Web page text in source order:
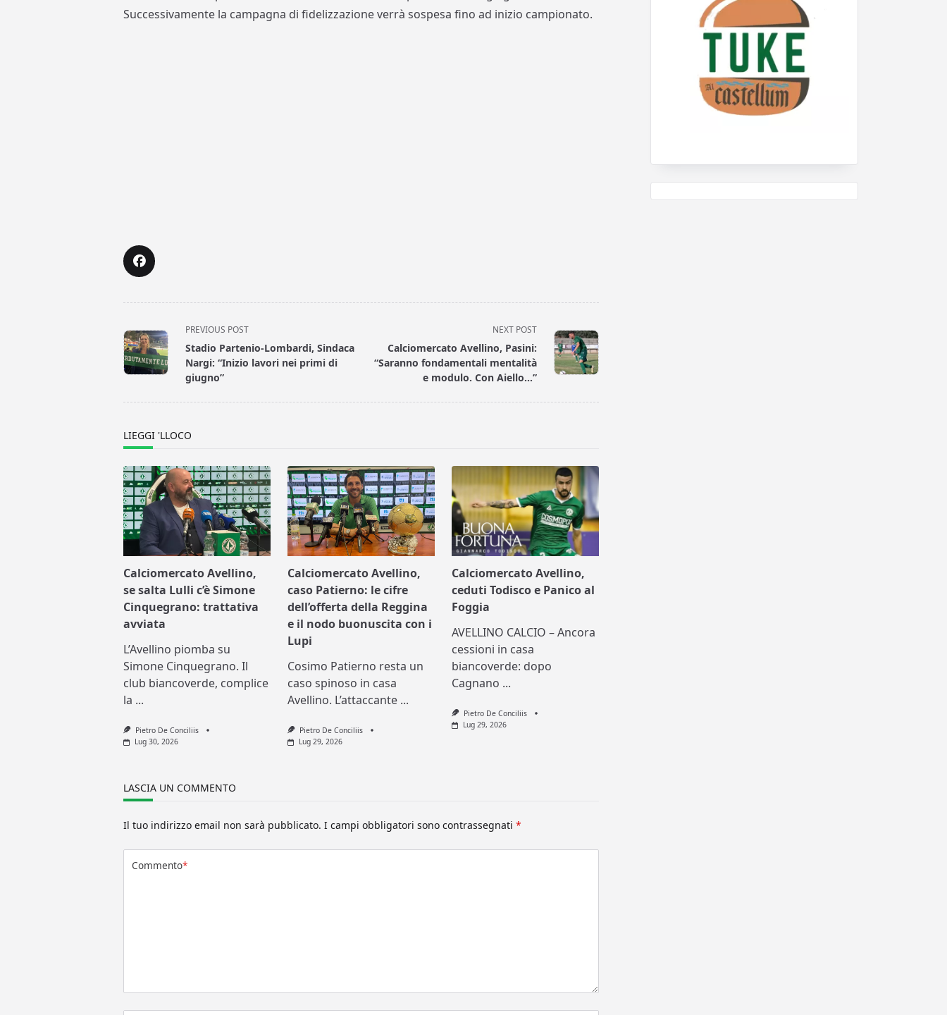
Successivamente la campagna di fidelizzazione verrà sospesa fino ad inizio campionato.
<span
class="nav-
subtitle
screen-
PREVIOUS POST
Stadio Partenio-Lombardi, Sindaca
Nargi: “Inizio lavori nei primi di
giugno”
NEXT POST
Calciomercato Avellino, Pasini:
“Saranno fondamentali mentalità
e modulo. Con Aiello…”
LIEGGI 'LLOCO
Calciomercato Avellino,
se salta Lulli c’è Simone
Cinquegrano: trattativa
avviata
L’Avellino piomba su
Simone Cinquegrano. Il
club biancoverde, complice
la ...
Pietro De Conciliis
Lug 30, 2026
Calciomercato Avellino,
caso Patierno: le cifre
dell’offerta della Reggina
e il nodo buonuscita con i
Lupi
Cosimo Patierno resta un
caso spinoso in casa
Avellino. L’attaccante ...
Pietro De Conciliis
Lug 29, 2026
Calciomercato Avellino,
ceduti Todisco e Panico al
Foggia
AVELLINO CALCIO – Ancora
cessioni in casa
biancoverde: dopo
Cagnano ...
Pietro De Conciliis
Lug 29, 2026
LASCIA UN COMMENTO
Il tuo indirizzo email non sarà pubblicato. I campi obbligatori sono contrassegnati*
Commento*